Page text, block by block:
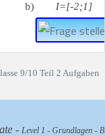
b) I=[-2;1]
9/10 Teil 2 Aufgaben
- Level 1 - Grundlagen -